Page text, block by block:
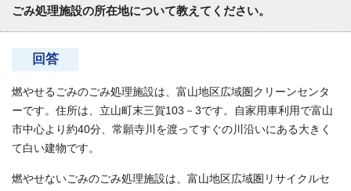
ごみ処理施設の所在地について教えてください。
回答
燃やせるごみのごみ処理施設は、富山地区広域圏クリーンセンタ
ーです。住所は、立山町末三賀103－3です。自家用車利用で富山
市中心より約40分、常願寺川を渡ってすぐの川沿いにある大きく
て白い建物です。
燃やせないごみのごみ処理施設は、富山地区広域圏リサイクルセ